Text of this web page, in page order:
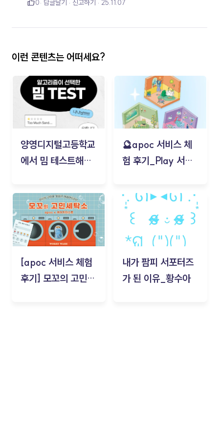
0 답글달기 신고하기 25.11.07
이런 콘텐츠는 어떠세요?
양영디지털고등학교
에서 밈 테스트해보
🔮apoc 서비스 체
험 후기_Play 서비
김태현
[apoc 서비스 체험
후기] 모꼬의 고민세
내가 팜피 서포터즈
가 된 이유_황수아